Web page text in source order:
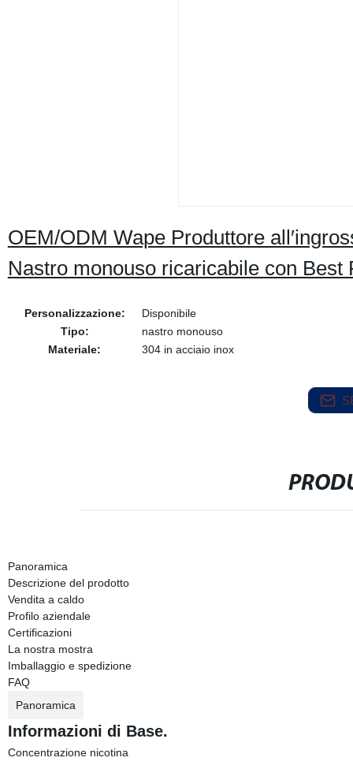
OEM/ODM Wape Produttore
Nastro monouso ricaricabile con Best
Personalizzazione:
Disponibile
Tipo:
nastro monouso
Materiale:
304 in acciaio inox
Panoramica
Descrizione del prodotto
Vendita a caldo
Profilo aziendale
Certificazioni
La nostra mostra
Imballaggio e spedizione
FAQ
Panoramica
Informazioni di Base.
Concentrazione nicotina